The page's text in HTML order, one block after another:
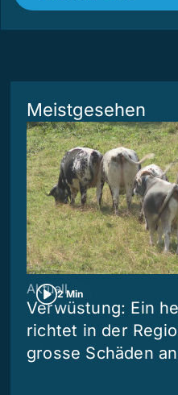
Meistgesehen
2 Min
Aktuell
Verwüstung: Ein
richtet in der
grosse Schäden an